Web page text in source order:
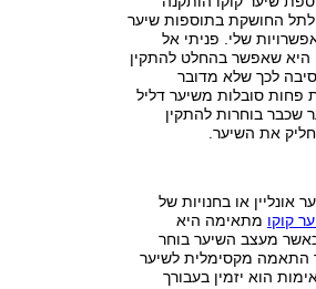
החושקת בתוספות שיער
שלי. פניתי אל
היא שאפשר בהחלט להתקין
לכך שלא מדובר
פחות סובלות משיער דליל
שכבר בוחרות להתקין
את השיער.
או בחנויות של
קוקו מתאימה היא
מעצב השיער בוחר
התאמה מקסימלית לשיער
הוא יזמין בעבורך